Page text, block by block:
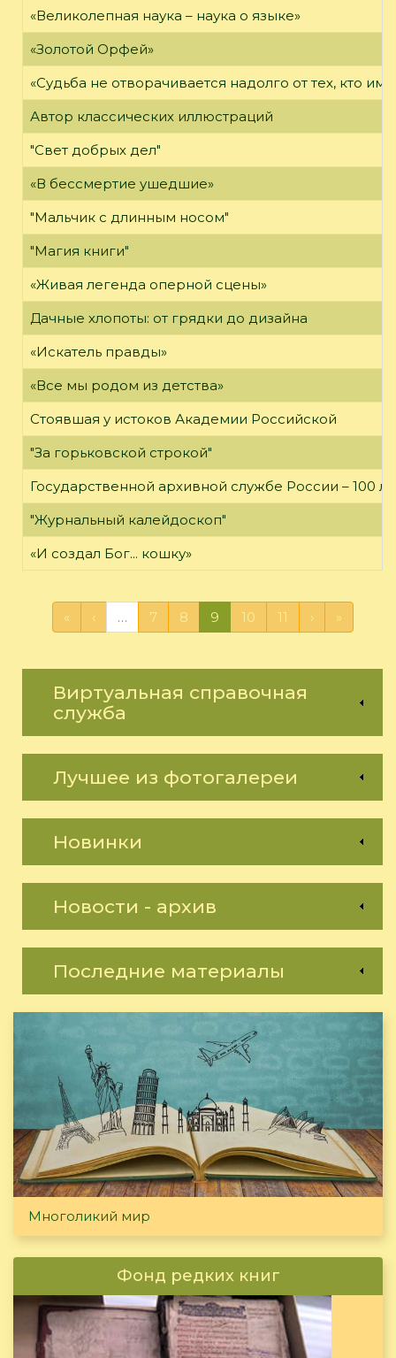
«Великолепная наука – наука о языке»
«Золотой Орфей»
«Судьба не отворачивается надолго от тех, кто
Автор классических иллюстраций
"Свет добрых дел"
«В бессмертие ушедшие»
"Мальчик с длинным носом"
"Магия книги"
«Живая легенда оперной сцены»
Дачные хлопоты: от грядки до дизайна
«Искатель правды»
«Все мы родом из детства»
Стоявшая у истоков Академии Российской
"За горьковской строкой"
Государственной архивной службе России – 100
"Журнальный калейдоскоп"
«И создал Бог... кошку»
« ‹ … 7 8 9 10 11 › »
Виртуальная справочная
служба
Лучшее из фотогалереи
Новинки
Новости - архив
Последние материалы
Многоликий мир
Фонд редких книг